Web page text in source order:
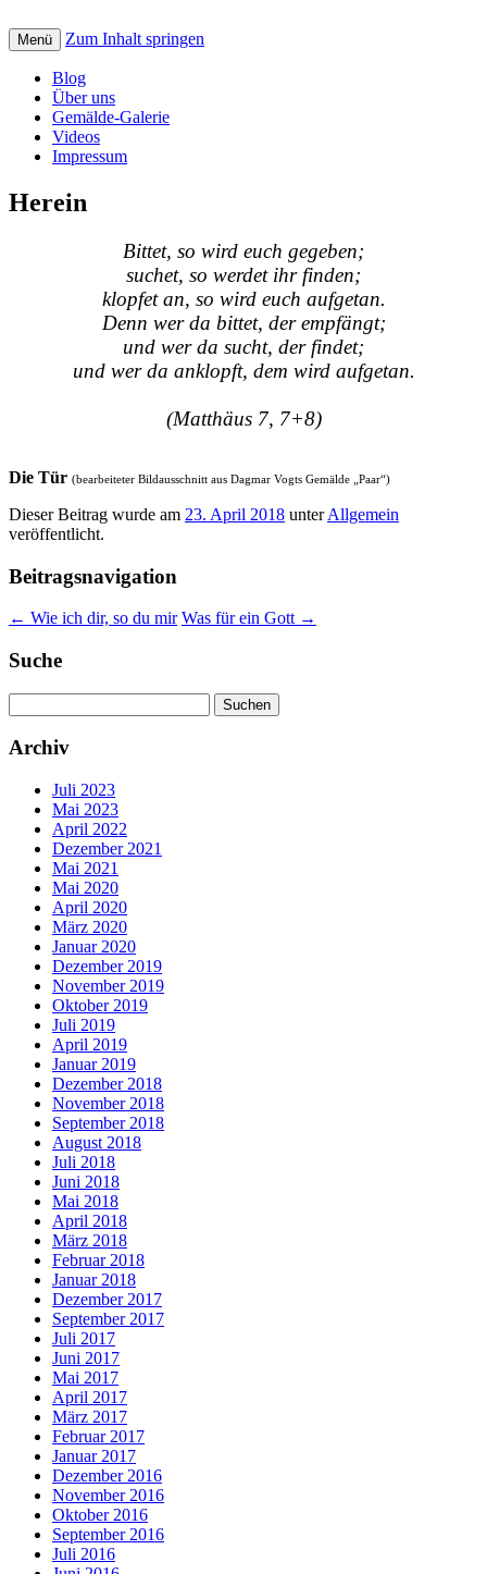
St. Petrus Kreativ
Creative art for God: Bilder, Musik, Texte
und Videos mit christlicher Botschaft
Menü Zum Inhalt springen
Blog
Über uns
Gemälde-Galerie
Videos
Impressum
Herein
Bittet, so wird euch gegeben;
suchet, so werdet ihr finden;
klopfet an, so wird euch aufgetan.
Denn wer da bittet, der empfängt;
und wer da sucht, der findet;
und wer da anklopft, dem wird aufgetan.
(Matthäus 7, 7+8)
Die Tür (bearbeiteter Bildausschnitt aus Dagmar Vogts Gemälde „Paar“)
Dieser Beitrag wurde am 23. April 2018 unterAllgemein
veröffentlicht.
Beitragsnavigation
← Wie ich dir, so du mir Was für ein Gott →
Suche
nach:
Archiv
Juli 2023
Mai 2023
April 2022
Dezember 2021
Mai 2021
Mai 2020
April 2020
März 2020
Januar 2020
Dezember 2019
November 2019
Oktober 2019
Juli 2019
April 2019
Januar 2019
Dezember 2018
November 2018
September 2018
August 2018
Juli 2018
Juni 2018
Mai 2018
April 2018
März 2018
Februar 2018
Januar 2018
Dezember 2017
September 2017
Juli 2017
Juni 2017
Mai 2017
April 2017
März 2017
Februar 2017
Januar 2017
Dezember 2016
November 2016
Oktober 2016
September 2016
Juli 2016